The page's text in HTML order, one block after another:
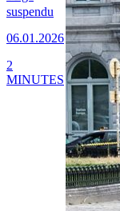
suspendu
06.01.2026
2
MINUTES